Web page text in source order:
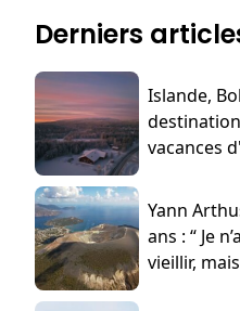
Derniers
Islande,
vacances
Yann
ans : “ Je
vieillir,